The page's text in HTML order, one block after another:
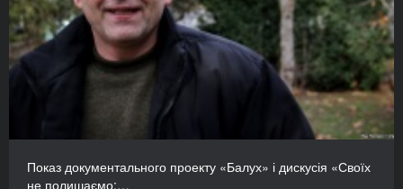
Показ документального проекту «Балух» і дискусія «Своїх
не полишаємо:…